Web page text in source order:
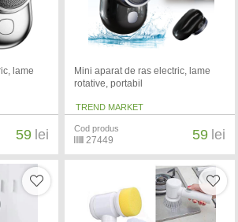
lame
59 lei
Mini aparat de ras electric, lame
rotative, portabil
TREND MARKET
Cod produs
27449 59 lei